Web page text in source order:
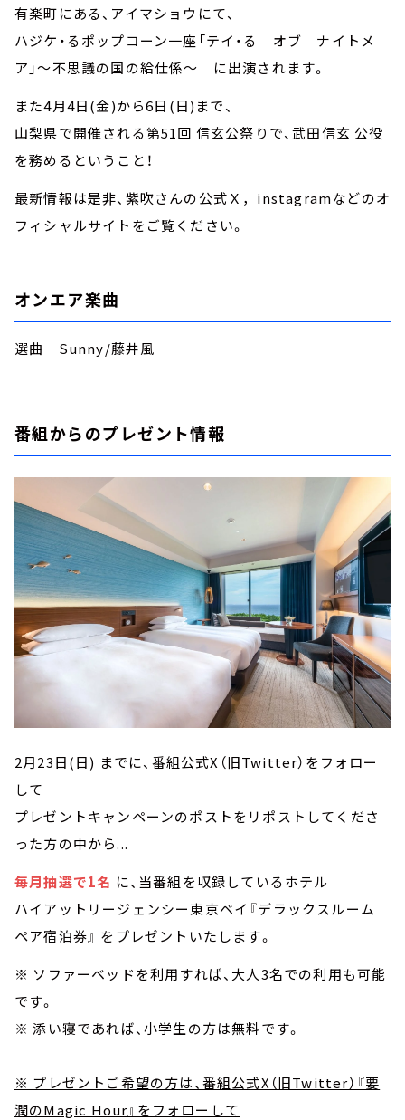
有楽町にある、アイマショウにて、
ハジケ・るポップコーン一座「テイ・る オブ ナイトメ
ア」～不思議の国の給仕係～ に出演されます。
また4月4日(金)から6日(日)まで、
山梨県で開催される第51回 信玄公祭りで、武田信玄 公役
を務めるということ！
最新情報は是非、紫吹さんの公式Ｘ，instagramなどのオ
フィシャルサイトをご覧ください。
オンエア楽曲
選曲 Sunny/藤井風
番組からのプレゼント情報
2月23日(日) までに、番組公式X（旧Twitter）をフォロー
して
プレゼントキャンペーンのポストをリポストしてくださ
った方の中から...
毎月抽選で1名 に、当番組を収録しているホテル
ハイアットリージェンシー東京ベイ『デラックスルーム
ペア宿泊券』 をプレゼントいたします。
※ ソファーベッドを利用すれば、大人3名での利用も可能
です。
※ 添い寝であれば、小学生の方は無料です。
※ プレゼントご希望の方は、番組公式X（旧Twitter）『要
潤のMagic Hour』をフォローして